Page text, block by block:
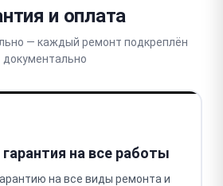
и оплата
— каждый ремонт подкреплён
документально
на все работы
на все виды ремонта и